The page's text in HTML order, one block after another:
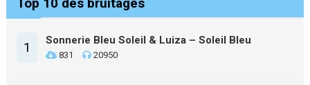
1 Sonnerie Bleu Soleil & Luiza – Soleil Bleu
831 20950